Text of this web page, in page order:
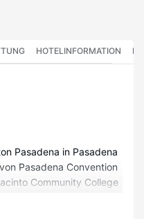
HOTELINFORMATION
Pasadena in Pasadena
Pasadena Convention
Community College
von Baybrook Mall